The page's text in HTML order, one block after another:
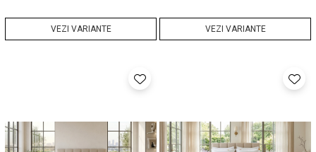
VEZI VARIANTE VEZI VARIANTE